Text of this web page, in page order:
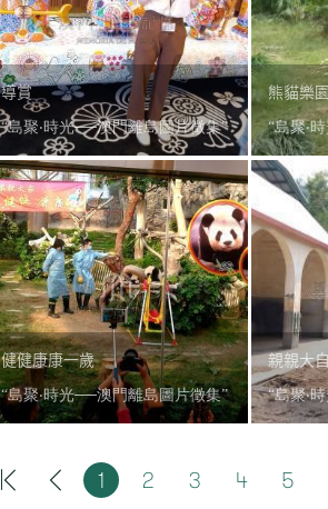
導賞
“島聚‧時光──澳門離島圖片徵集”
熊貓樂
“島聚‧
健健康康一歲
“島聚‧時光──澳門離島圖片徵集”
親親大
“島聚‧
1 2 3 4 5